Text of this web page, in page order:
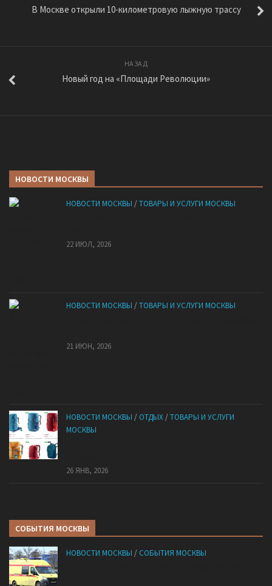
В Москве открыли 10-километровую лыжную трассу
НАЗАД
Новый год на «Площади Революции»
НОВОСТИ МОСКВЫ
НОВОСТИ МОСКВЫ /ТОВАРЫ И УСЛУГИ МОСКВЫ
22 ИЮЛ, 2026
НОВОСТИ МОСКВЫ /ТОВАРЫ И УСЛУГИ МОСКВЫ
21 ИЮН, 2026
НОВОСТИ МОСКВЫ / ОТДЫХ /ТОВАРЫ И УСЛУГИ
МОСКВЫ
26 ЯНВ, 2026
СОБЫТИЯ МОСКВЫ
НОВОСТИ МОСКВЫ / СОБЫТИЯ МОСКВЫ